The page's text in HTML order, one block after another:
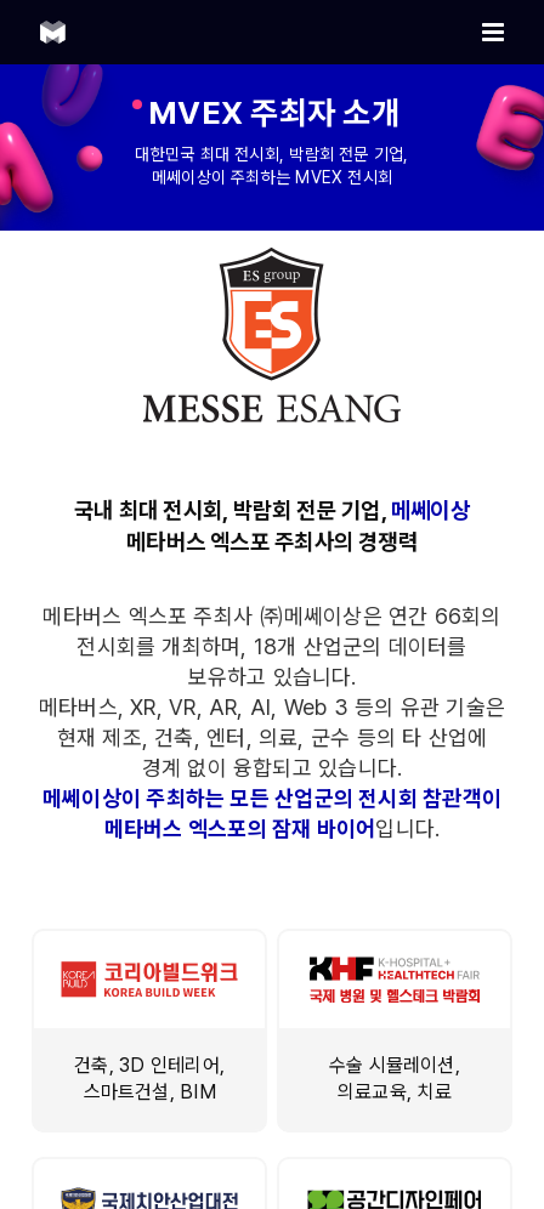
content
MVEX 주최자 소개
대한민국 최대 전시회, 박람회 전문 기업,
메쎄이상이 주최하는 MVEX 전시회
국내 최대 전시회, 박람회 전문 기업, 메쎄이상
메타버스 엑스포 주최사의 경쟁력
메타버스 엑스포 주최사 ㈜메쎄이상은 연간 66회의
전시회를 개최하며, 18개 산업군의 데이터를
보유하고 있습니다.
메타버스, XR, VR, AR, AI, Web 3 등의 유관 기술은
현재 제조, 건축, 엔터, 의료, 군수 등의 타 산업에
경계 없이 융합되고 있습니다.
메쎄이상이 주최하는 모든 산업군의 전시회 참관객이
메타버스 엑스포의 잠재 바이어 입니다.
건축, 3D 인테리어,
스마트건설, BIM
수술 시뮬레이션,
의료교육, 치료